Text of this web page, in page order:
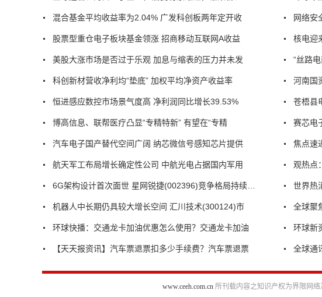
混合基金平均收益率为2.04% 广发科创板两年定开收
股票型重仓电子板块基金领涨 招商移动互联网A收益
美股大涨市场是否过于乐观 加息与缩表的压力并未发
科创新材营收净利均“垫底” 加权平均净资产收益率
恒进感应数控市场景气度高 净利润同比增长39.53%
博高信息、联帮医疗凸显“专精特新” 有望在“专精
汽车电子国产替代空间广阔 纳芯微信号感知芯片提供
航天军工布局增长确定性公司 中航光电占据国内军用
机器人中长期仍具较大增长空间 汇川技术(300124)市
环球快播：交通龙卡加油优惠怎么使用？交通龙卡加油
【天天报资讯】汽车票退票扣多少手续费？汽车票退票
网络安
核电迎
“丝路
河南国
苍梧县
赛芯电
焦点速
观热点
世界热
全球聚
环球新
全球通
www.ceeh.com.cn所刊载内容之知识产权为界限网络